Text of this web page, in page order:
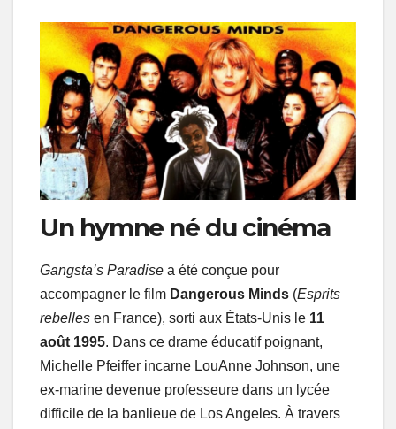
Un hymne né du cinéma
Gangsta’s Paradise a été conçue pour
accompagner le film Dangerous Minds (Esprits
rebelles en France), sorti aux États-Unis le 11
août 1995. Dans ce drame éducatif poignant,
Michelle Pfeiffer incarne LouAnne Johnson, une
ex-marine devenue professeure dans un lycée
difficile de la banlieue de Los Angeles. À travers